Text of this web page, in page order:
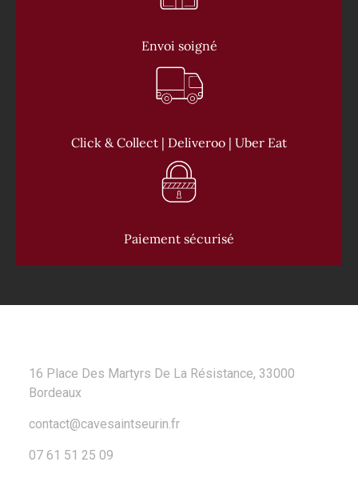
Envoi soigné
Click & Collect | Deliveroo | Uber Eat
Paiement sécurisé
16 Place Des Martyrs De La Résistance, 33000
Bordeaux
contact@cavesaintseurin.fr
07 61 51 25 09